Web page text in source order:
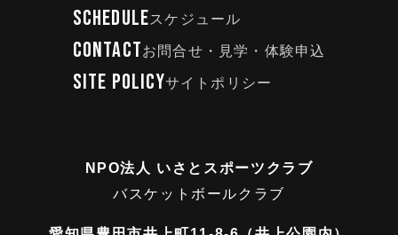
SCHEDULEスケジュール
CONTACTお問合せ・見学・体験申込
SITE POLICYサイトポリシー
NPO法人 いさとスポーツクラブ
バスケットボールクラブ